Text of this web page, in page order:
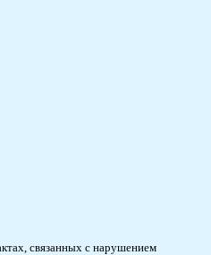
связанных с нарушением